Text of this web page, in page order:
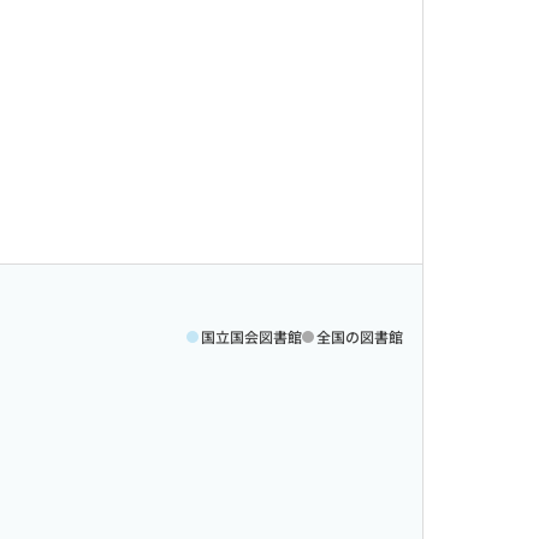
国立国会図書館 全国の図書館